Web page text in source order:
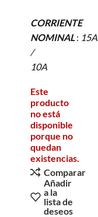
CORRIENTE
NOMINAL: 15A
/
10A
Este
producto
no está
disponible
porque no
quedan
existencias.
Comparar
Añadir
a la
lista de
deseos